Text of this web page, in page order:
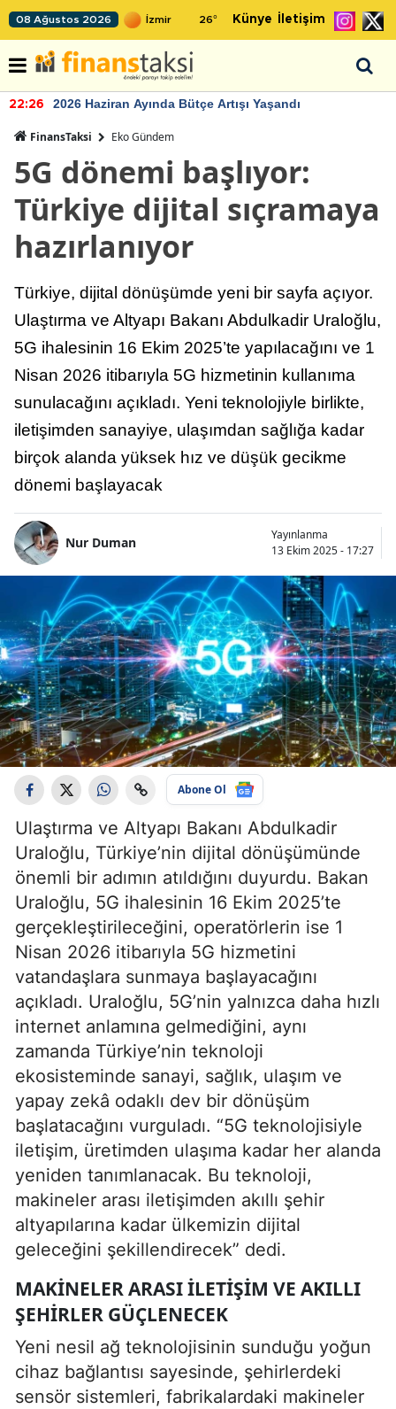
08 Ağustos 2026 26° Künye İletişim
22:26 2026 Haziran Ayında Bütçe Artışı Yaşandı
FinansTaksi Eko Gündem
5G dönemi başlıyor:
Türkiye dijital sıçramaya
hazırlanıyor
Türkiye, dijital dönüşümde yeni bir sayfa açıyor.
Ulaştırma ve Altyapı Bakanı Abdulkadir Uraloğlu,
5G ihalesinin 16 Ekim 2025’te yapılacağını ve 1
Nisan 2026 itibarıyla 5G hizmetinin kullanıma
sunulacağını açıkladı. Yeni teknolojiyle birlikte,
iletişimden sanayiye, ulaşımdan sağlığa kadar
birçok alanda yüksek hız ve düşük gecikme
dönemi başlayacak
Nur Duman
Yayınlanma
13 Ekim 2025 - 17:27
Abone Ol
Ulaştırma ve Altyapı Bakanı Abdulkadir
Uraloğlu, Türkiye’nin dijital dönüşümünde
önemli bir adımın atıldığını duyurdu. Bakan
Uraloğlu, 5G ihalesinin 16 Ekim 2025’te
gerçekleştirileceğini, operatörlerin ise 1
Nisan 2026 itibarıyla 5G hizmetini
vatandaşlara sunmaya başlayacağını
açıkladı. Uraloğlu, 5G’nin yalnızca daha hızlı
internet anlamına gelmediğini, aynı
zamanda Türkiye’nin teknoloji
ekosisteminde sanayi, sağlık, ulaşım ve
yapay zekâ odaklı dev bir dönüşüm
başlatacağını vurguladı. “5G teknolojisiyle
iletişim, üretimden ulaşıma kadar her alanda
yeniden tanımlanacak. Bu teknoloji,
makineler arası iletişimden akıllı şehir
altyapılarına kadar ülkemizin dijital
geleceğini şekillendirecek” dedi.
MAKINELER ARASI ILETIŞIM VE AKILLI
ŞEHIRLER GÜÇLENECEK
Yeni nesil ağ teknolojisinin sunduğu yoğun
cihaz bağlantısı sayesinde, şehirlerdeki
sensör sistemleri, fabrikalardaki makineler